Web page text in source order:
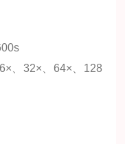
、32×、64×、128